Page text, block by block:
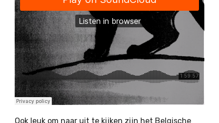
Ook leuk om naar uit te kijken zijn het Belgische